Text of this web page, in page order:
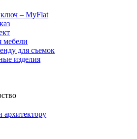
– MyFlat
мебели
для съемок
изделия
архитектору